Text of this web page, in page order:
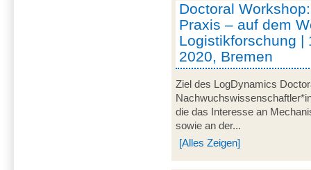
Doctoral
Praxis – auf dem
Logistikforschung |
2020, Bremen
Ziel des LogDynamics
die das Interesse an
sowie an der...
[Alles Zeigen]